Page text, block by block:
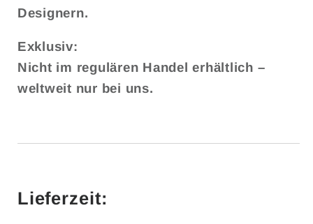
Designern.
Exklusiv:
Nicht im regulären Handel erhältlich –
weltweit nur bei uns.
Lieferzeit: